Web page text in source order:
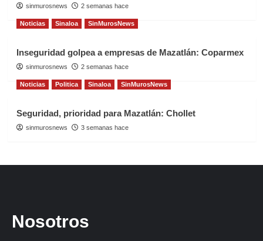
sinmurosnews 2 semanas hace
Noticias Sinaloa SinMurosNews
Inseguridad golpea a empresas de Mazatlán: Coparmex
sinmurosnews 2 semanas hace
Noticias Politica Sinaloa SinMurosNews
Seguridad, prioridad para Mazatlán: Chollet
sinmurosnews 3 semanas hace
Nosotros